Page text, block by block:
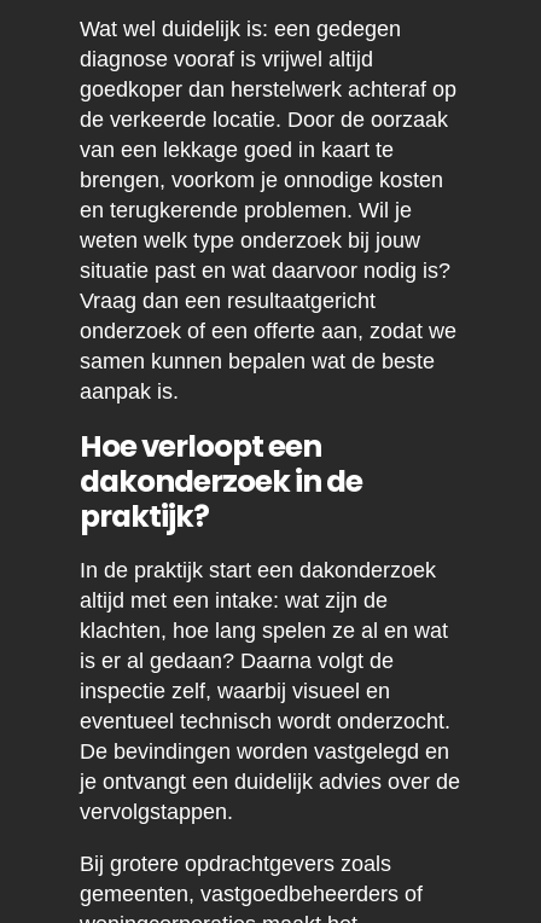
Wat wel duidelijk is: een gedegen
diagnose vooraf is vrijwel altijd
goedkoper dan herstelwerk achteraf op
de verkeerde locatie. Door de oorzaak
van een lekkage goed in kaart te
brengen, voorkom je onnodige kosten
en terugkerende problemen. Wil je
weten welk type onderzoek bij jouw
situatie past en wat daarvoor nodig is?
Vraag dan een resultaatgericht
onderzoek of een offerte aan, zodat we
samen kunnen bepalen wat de beste
aanpak is.
Hoe verloopt een
dakonderzoek in de
praktijk?
In de praktijk start een dakonderzoek
altijd met een intake: wat zijn de
klachten, hoe lang spelen ze al en wat
is er al gedaan? Daarna volgt de
inspectie zelf, waarbij visueel en
eventueel technisch wordt onderzocht.
De bevindingen worden vastgelegd en
je ontvangt een duidelijk advies over de
vervolgstappen.
Bij grotere opdrachtgevers zoals
gemeenten, vastgoedbeheerders of